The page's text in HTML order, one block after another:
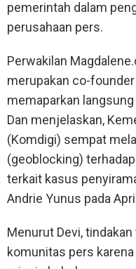
pemerintah dalam
perusahaan pers.
Perwakilan
merupakan co-
memaparkan
Dan menjelaskan,
(Komdigi) sempat
(geoblocking)
terkait kasus
Andrie Yunus pada
Menurut Devi,
komunitas pers